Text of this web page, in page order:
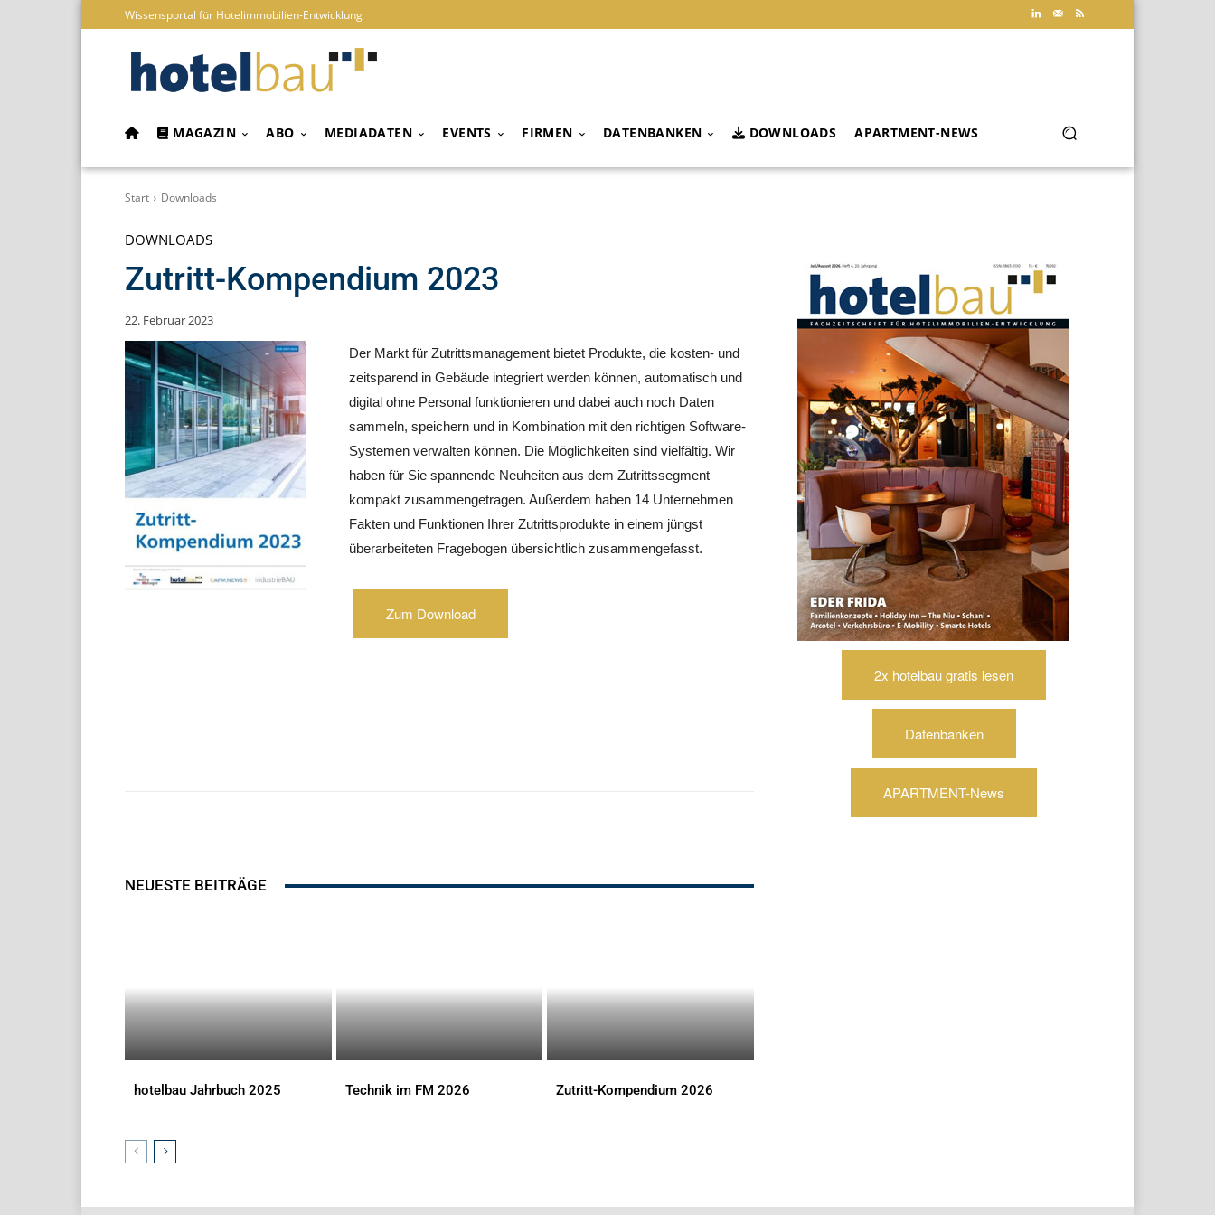
Wissensportal für Hotelimmobilien-Entwicklung
MAGAZIN ABO MEDIADATEN EVENTS FIRMEN DATENBANKEN DOWNLOADS APARTMENT-NEWS
Start Downloads
DOWNLOADS
Zutritt-Kompendium 2023
22. Februar 2023
Der Markt für Zutrittsmanagement bietet Produkte, die kosten- und
zeitsparend in Gebäude integriert werden können, automatisch und
digital ohne Personal funktionieren und dabei auch noch Daten
sammeln, speichern und in Kombination mit den richtigen Software-
Systemen verwalten können. Die Möglichkeiten sind vielfältig. Wir
haben für Sie spannende Neuheiten aus dem Zutrittssegment
kompakt zusammengetragen. Außerdem haben 14 Unternehmen
Fakten und Funktionen Ihrer Zutrittsprodukte in einem jüngst
überarbeiteten Fragebogen übersichtlich zusammengefasst.
Zum Download
NEUESTE BEITRÄGE
hotelbau Jahrbuch 2025 Technik im FM 2026 Zutritt-Kompendium 2026
2x hotelbau gratis lesen
Datenbanken
APARTMENT-News